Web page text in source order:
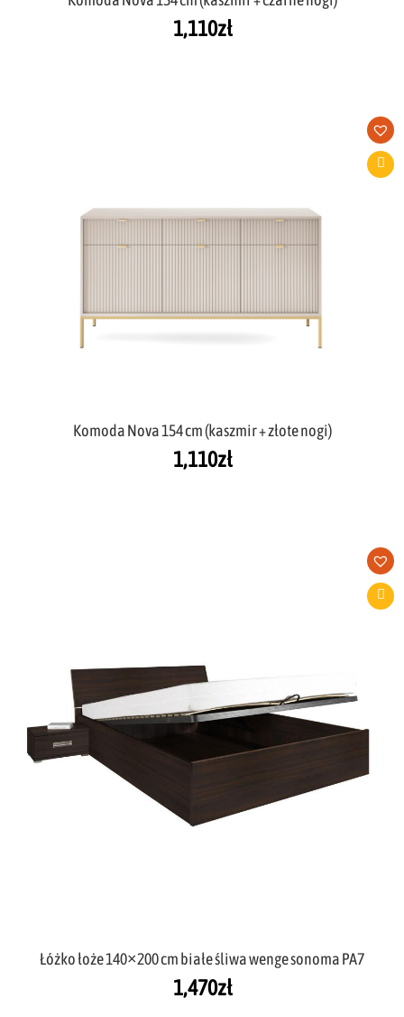
1,110zł
Komoda Nova 154 cm (kaszmir + złote nogi)
1,110zł
Łóżko łoże 140×200 cm białe śliwa wenge sonoma PA7
1,470zł